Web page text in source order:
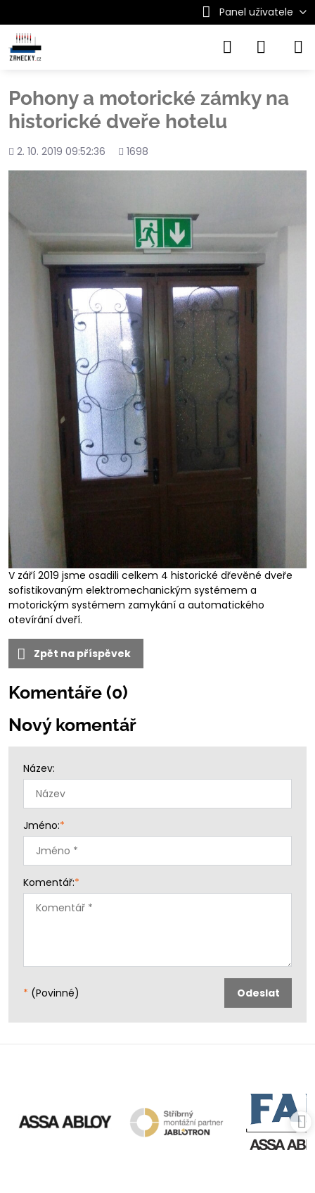
Panel uživatele
Pohony a motorické zámky na
historické dveře hotelu
Přidáno
2. 10. 2019 09:52:36
Počet
1698
V září 2019 jsme osadili celkem 4 historické dřevěné dveře
sofistikovaným elektromechanickým systémem a
motorickým systémem zamykání a automatického
otevírání dveří.
Zpět na příspěvek
Komentáře (0)
Nový komentář
Název:
Jméno:*
Komentář:*
* (Povinné) Odeslat